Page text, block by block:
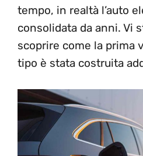
tempo, in realtà l’auto
consolidata da anni. Vi
scoprire come la prima
tipo è stata costruita